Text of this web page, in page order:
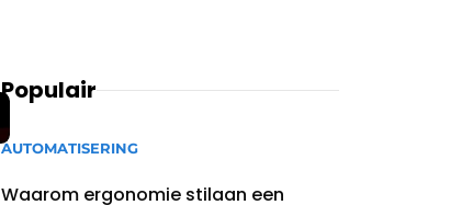
Populair
AUTOMATISERING
Waarom ergonomie stilaan een